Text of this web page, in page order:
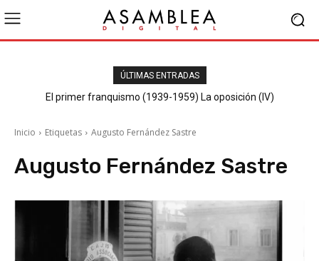
ÚLTIMAS ENTRADAS
El primer franquismo (1939-1959) La oposición (IV)
Inicio Etiquetas Augusto Fernández Sastre
Augusto Fernández Sastre